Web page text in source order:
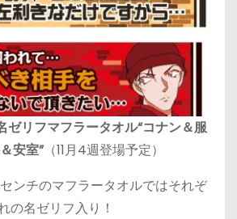
リフマフラータオル“コナン＆服
安室”（11月4週登場予定）
ンチのマフラータオルではそれぞ
の名ゼリフ入り！